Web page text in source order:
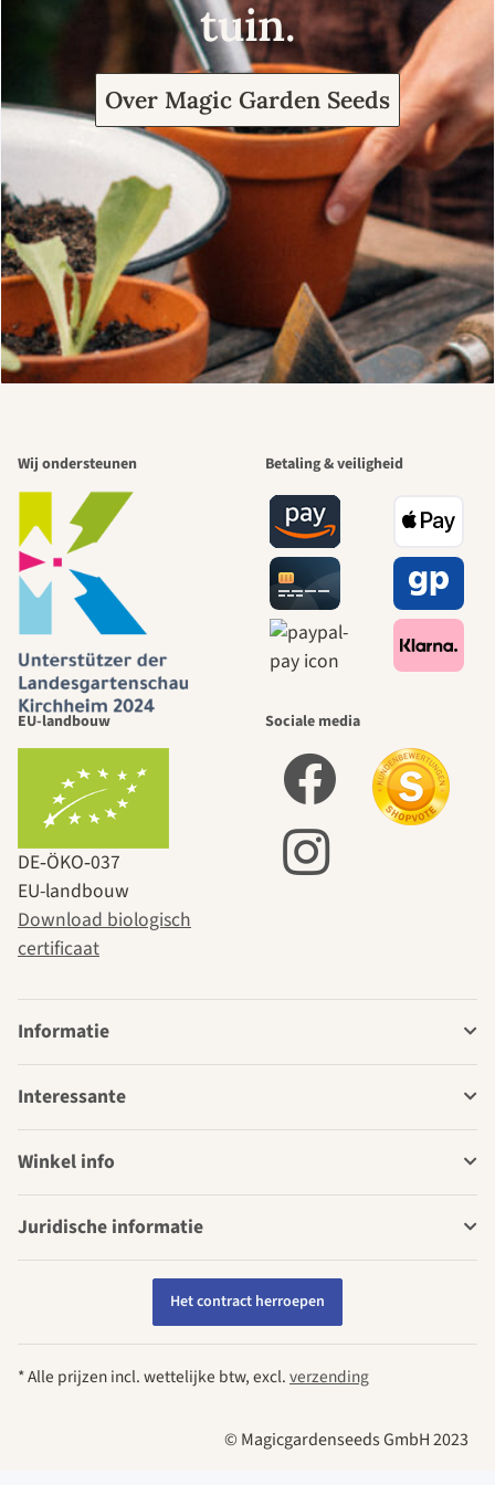
tuin.
Over Magic Garden Seeds
Wij ondersteunen Betaling & veiligheid
EU-landbouw
DE‑ÖKO‑037
EU-landbouw
Download biologisch
certificaat
Sociale media
Informatie
Interessante
Winkel info
Juridische informatie
Het contract herroepen
* Alle prijzen incl. wettelijke btw, excl.verzending
© Magicgardenseeds GmbH 2023